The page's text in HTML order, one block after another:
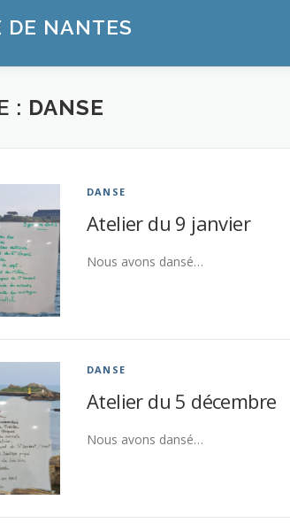
DE NANTES
: DANSE
DANSE
Atelier du 9 janvier
Nous avons dansé…
DANSE
Atelier du 5 décembre
Nous avons dansé…